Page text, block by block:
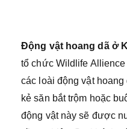
Động vật hoang dã ở
tổ chức Wildlife
các loài động vật
kẻ săn bắt trộm hoặc
động vật này sẽ được